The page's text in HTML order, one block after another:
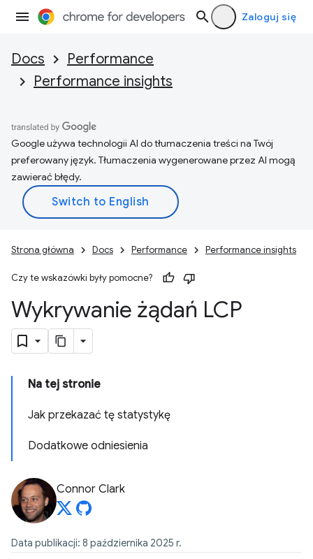
Zaloguj się
Docs
Performance
Performance insights
Google używa technologii AI do tłumaczenia treści na Twój
preferowany język. Tłumaczenia wygenerowane przez AI mogą
zawierać błędy.
Strona główna Docs Performance Performance insights
Czy te wskazówki były pomocne?
Wykrywanie żądań LCP
Na tej stronie
Jak przekazać tę statystykę
Dodatkowe odniesienia
Connor Clark
Data publikacji: 8 października 2025 r.